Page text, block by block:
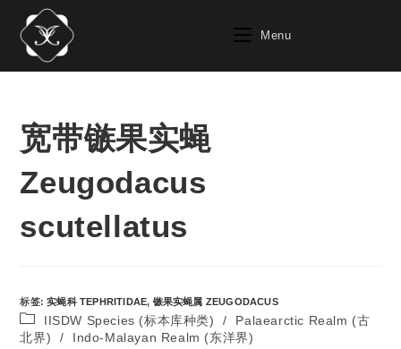
Menu
宽带镞果实蝇
Zeugodacus
scutellatus
标签:实蝇科 TEPHRITIDAE, 镞果实蝇属 ZEUGODACUS
IISDW Species (标本库种类) /
Palaearctic Realm (古
北界)
/ Indo-Malayan Realm (东洋界)